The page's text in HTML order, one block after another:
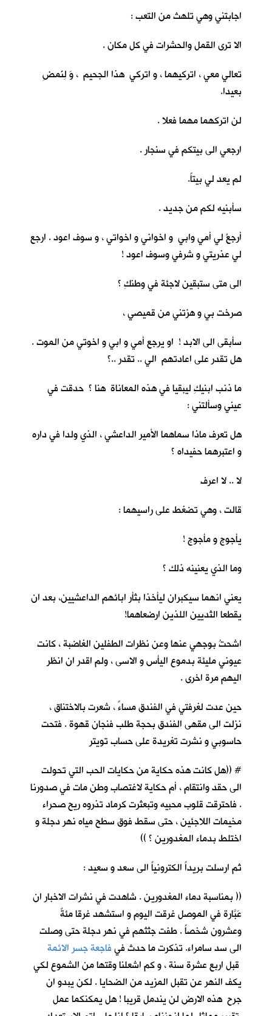
اجابتني وهي تلهث من التعب :
الا ترى القمل والحشرات في كل مكان .
تعالي معي ، اتركيهما ، و اتركي هذا الجحيم ، وَ لِنَمضِ
بعيدا.
لن اتركهما مهما فعلا .
ارجعي الى بيتكم في سنجار .
لم يعد لي بيتاً.
سأبنيه لكم من جديد .
أرجعْ لي أمي وابي و اخواني و اخواتي ، و سوف اعود . ارجع
لي عذريتي و شرفي وسوف اعود !
الى متى ستبقين لاجئة في وطنكِ ؟
صرخت بي و هزتني من قميصي ،
سأبقى الى الابد ! او يرجع أمي و ابي و اخوتي من الموت .
هل تقدر على اعادتهم الي .. تقدر ..؟
ما ذنب ابنيكِ ليبقيا في هذه المعاناة هنا ؟ حدقت في
عيني وسألتني :
هل تعرف ماذا سماهما الأمير الداعشي ، الذي ولدا في داره
و اعتبرهما حفيداه ؟
لا .. لا اعرف
قالت ، وهي تضغط على راسيهما :
يأجوج و مأجوج !
وما الذي يعنينه ذلك ؟
يعني انهما سيكبران ليأخذا بثأر ابائهم الداعشيين، بعد ان
يقطعا الثديين اللذين ارضعاهما!
اشحتُ بوجهي عنها وعن نظرات الطفلين الغاضبة ، كانت
عيوني مليئة بدموع اليأس و الاسى ، ولم اقدر ان انظر
اليهم مرة اخرى .
حين عدت لغرفتي في الفندق مساءً ، شعرت بالاختناق ،
نزلت الى مقهى الفندق بحجة طلب فنجان قهوة . فتحت
حاسوبي و نشرت تغريدة على حساب تويتر
# ((هل كانت هذه حكاية من حكايات الحب التي تحولت
الى حقد وانتقام ، أم حكاية لاغتصاب وطن مات في صدورنا
. فاحترقت قلوب محبيه وتبعثرت كرماد تذروه ريح صحراء
مخيمات اللاجئين ، حتى سقط فوق سطح مياه نهر دجلة و
اختلط بدماء المغدورين ؟ ))
ثم ارسلت بريداً الكترونياً الى سعد و سعيد :
(( بمناسبة دماء المغدورين . شاهدت في نشرات الاخبار ان
عَبَّارة في الموصل غرقت اليوم و استشهد غرقا مئةٌ
وعشرون شخصاً . طفت جثثهم في نهر دجلة حتى وصلت
الى سد سامراء. تذكرت ما حدث فيفاجعة جسر الائمة
قبل اربع عشرة سنة ، و كم اشعلنا وقتها من الشموع لكي
يكف النهر عن تقبل المزيد من الضحايا . لكن يبدو ان
جرح هذه الارض لن يندمل قريبا ! هل يمكنكما عمل